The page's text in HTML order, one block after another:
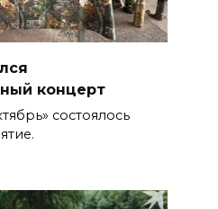
концерт
состоялось